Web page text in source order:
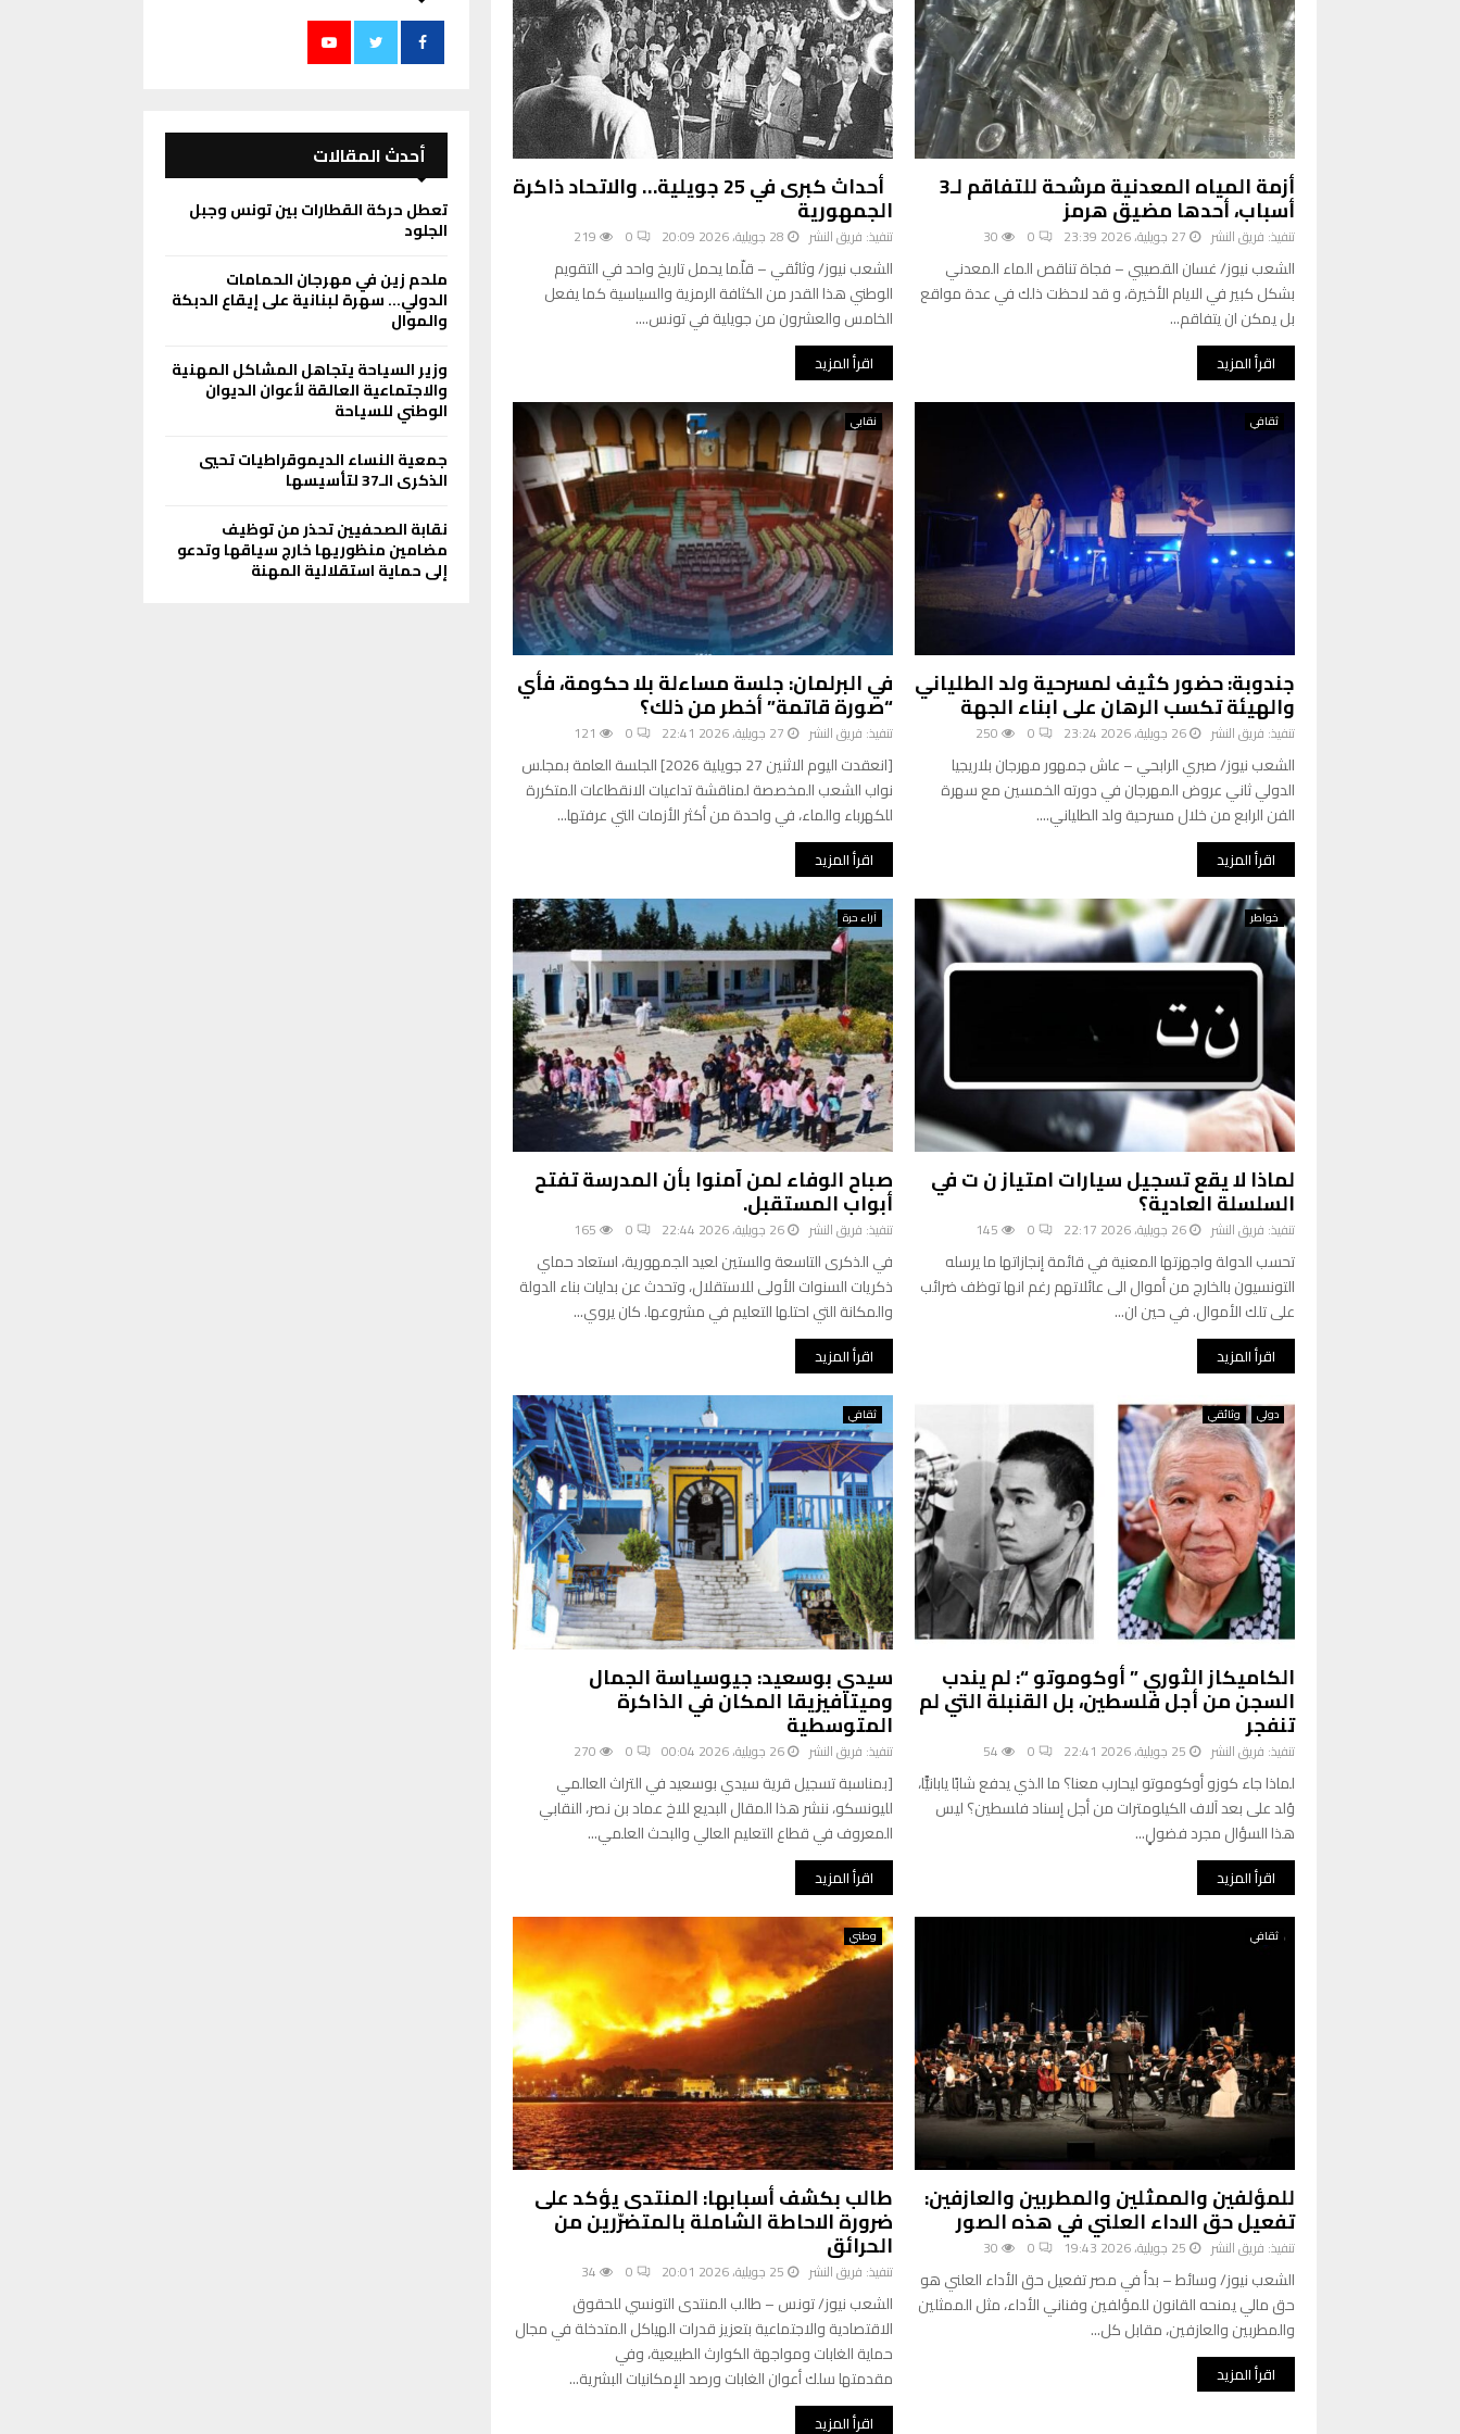
أحداث كبرى في 25 جويلية… والاتحاد ذاكرة
الجمهورية
تنفيذ: فريق النشر 28 جويلية، 2026 20:09 0
219
الشعب نيوز/ وثائقي – قلّما يحمل تاريخ واحد في التقويم
الوطني هذا القدر من الكثافة الرمزية والسياسية كما يفعل
الخامس والعشرون من جويلية في تونس....
اقرأ المزيد
أزمة المياه المعدنية مرشحة للتفاقم لـ3
أسباب، أحدها مضيق هرمز
تنفيذ: فريق النشر 27 جويلية، 2026 23:39 0
30
الشعب نيوز/ غسان القصيبي – فجاة تناقص الماء المعدني
بشكل كبير في الايام الأخيرة، و قد لاحظت ذلك في عدة مواقع
بل يمكن ان يتفاقم...
اقرأ المزيد
نقابي
في البرلمان: جلسة مساءلة بلا حكومة، فأي
“صورة قاتمة” أخطر من ذلك؟
تنفيذ: فريق النشر 27 جويلية، 2026 22:41 0
121
[انعقدت اليوم الاثنين 27 جويلية 2026] الجلسة العامة بمجلس
نواب الشعب المخصصة لمناقشة تداعيات الانقطاعات المتكررة
للكهرباء والماء، في واحدة من أكثر الأزمات التي عرفتها...
اقرأ المزيد
ثقافي
جندوبة: حضور كثيف لمسرحية ولد الطلياني
والهيئة تكسب الرهان على ابناء الجهة
تنفيذ: فريق النشر 26 جويلية، 2026 23:24 0
250
الشعب نيوز/ صبري الرابحي – عاش جمهور مهرجان بلاريجيا
الدولي ثاني عروض المهرجان في دورته الخمسين مع سهرة
الفن الرابع من خلال مسرحية ولد الطلياني....
اقرأ المزيد
آراء حرة
صباح الوفاء لمن آمنوا بأن المدرسة تفتح
أبواب المستقبل.
تنفيذ: فريق النشر 26 جويلية، 2026 22:44 0
165
في الذكرى التاسعة والستين لعيد الجمهورية، استعاد حماي
ذكريات السنوات الأولى للاستقلال، وتحدث عن بدايات بناء الدولة
والمكانة التي احتلها التعليم في مشروعها. كان يروي...
اقرأ المزيد
خواطر
لماذا لا يقع تسجيل سيارات امتياز ن ت في
السلسلة العادية؟
تنفيذ: فريق النشر 26 جويلية، 2026 22:17 0
145
تحسب الدولة واجهزتها المعنية في قائمة إنجازاتها ما يرسله
التونسيون بالخارج من أموال الى عائلاتهم رغم انها توظف ضرائب
على تلك الأموال. في حين ان...
اقرأ المزيد
ثقافي
سيدي بوسعيد: جيوسياسة الجمال
وميتافيزيقا المكان في الذاكرة
المتوسطية
تنفيذ: فريق النشر 26 جويلية، 2026 00:04 0
270
[بمناسبة تسجيل قرية سيدي بوسعيد في التراث العالمي
لليونسكو، ننشر هذا المقال البديع للاخ عماد بن نصر، النقابي
المعروف في قطاع التعليم العالي والبحث العلمي...
اقرأ المزيد
دولي وثائقي
الكاميكاز الثوري ” أوكوموتو “: لم يندب
السجن من أجل فلسطين، بل القنبلة التي لم
تنفجر
تنفيذ: فريق النشر 25 جويلية، 2026 22:41 0
54
لماذا جاء كوزو أوكوموتو ليحارب معنا؟ ما الذي يدفع شابًا يابانيًّا،
وُلد على بعد آلاف الكيلومترات من أجل إسناد فلسطين؟ ليس
هذا السؤال مجرد فضولٍ...
اقرأ المزيد
وطني
طالب بكشف أسبابها: المنتدى يؤكد على
ضرورة الاحاطة الشاملة بالمتضرّرين من
الحرائق
تنفيذ: فريق النشر 25 جويلية، 2026 20:01 0
34
الشعب نيوز/ تونس – طالب المنتدى التونسي للحقوق
الاقتصادية والاجتماعية بتعزيز قدرات الهياكل المتدخلة في مجال
حماية الغابات ومواجهة الكوارث الطبيعية، وفي
مقدمتها سلك أعوان الغابات ورصد الإمكانيات البشرية...
اقرأ المزيد
ثقافي
للمؤلفين والممثلين والمطربين والعازفين:
تفعيل حق الاداء العلني في هذه الصور
تنفيذ: فريق النشر 25 جويلية، 2026 19:43 0
30
الشعب نيوز/ وسائط – بدأ في مصر تفعيل حق الأداء العلني هو
حق مالي يمنحه القانون للمؤلفين وفناني الأداء، مثل الممثلين
والمطربين والعازفين، مقابل كل...
اقرأ المزيد
أحدث المقالات
تعطل حركة القطارات بين تونس وجبل
الجلود
ملحم زين في مهرجان الحمامات
الدولي… سهرة لبنانية على إيقاع الدبكة
والموال
وزير السياحة يتجاهل المشاكل المهنية
والاجتماعية العالقة لأعوان الديوان
الوطني للسياحة
جمعية النساء الديموقراطيات تحيي
الذكرى الـ37 لتأسيسها
نقابة الصحفيين تحذر من توظيف
مضامين منظوريها خارج سياقها وتدعو
إلى حماية استقلالية المهنة